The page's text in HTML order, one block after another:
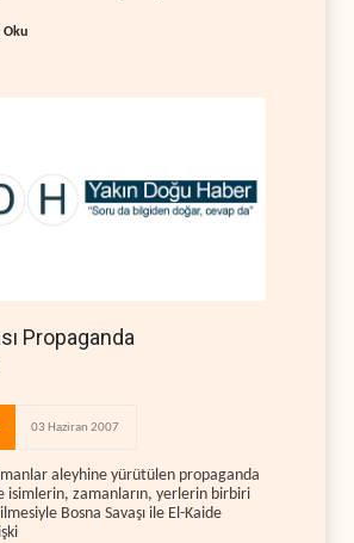
Oku
Propaganda
03 Haziran 2007
aleyhine yürütülen propaganda
isimlerin, zamanların, yerlerin birbiri
Bosna Savaşı ile El-Kaide